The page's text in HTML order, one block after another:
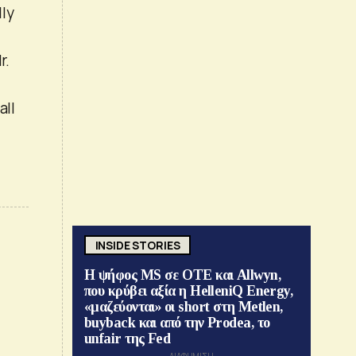
INSIDE STORIES
Η ψήφος MS σε ΟΤΕ και Allwyn,
που κρύβει αξία η HelleniQ Energy,
«μαζεύονται» οι short στη Metlen,
buyback και από την Prodea, το
unfair της Fed